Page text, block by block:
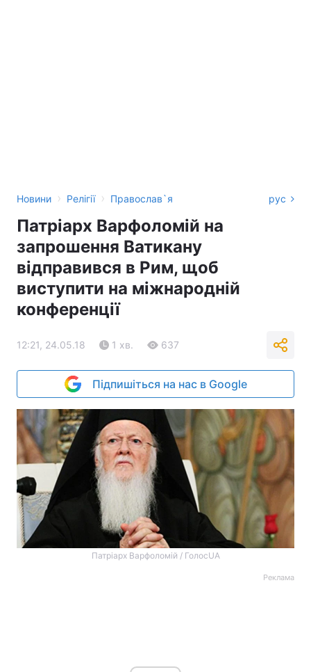
Новини › Релігії › Православ`я рус
Патріарх Варфоломій на
запрошення Ватикану
відправився в Рим, щоб
виступити на міжнародній
конференції
12:21, 24.05.18 1 хв. 637
Підпишіться на нас в Google
Патріарх Варфоломій / ГолосUA
Реклама